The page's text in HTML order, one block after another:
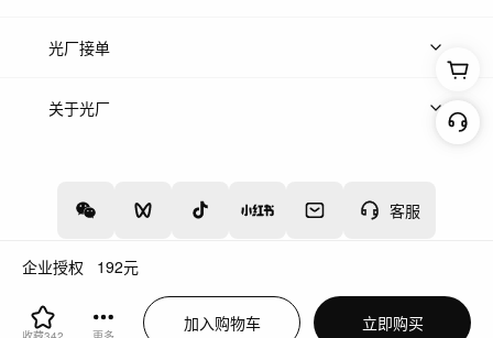
企业授权 192元
加入购物车 立即购买
客服
上传案例
光厂接单
上架服务
关于光厂
增值电信业务经营许可证：川B2-20160192
蜀ICP备12020238号-4
川公网安备51019002000262 违法和不良信息举报中心